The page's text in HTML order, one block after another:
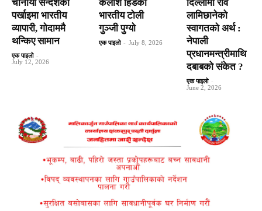
चीनीया सन्देशका
पर्खाइमा भारतीय
व्यापारी, गोदाममै
थन्किए सामान
एक पाइलो -
July 12, 2026
कैलाश हिँडेकाे
भारतीय टोली
गुञ्जी पुग्यो
एक पाइलो - July 8, 2026
दिल्लीमा रवि
लामिछानेको
स्वागतको अर्थ :
नेपाली
प्रधानमन्त्रीमाथि
दबाबको संकेत ?
एक पाइलो -
June 2, 2026